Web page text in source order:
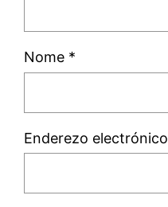
Nome *
Enderezo electrónico